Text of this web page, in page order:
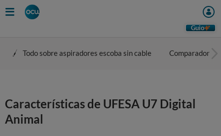
Guio
Todo sobre aspiradores escoba sin cable Comparador
Características de UFESA U7 Digital
Animal